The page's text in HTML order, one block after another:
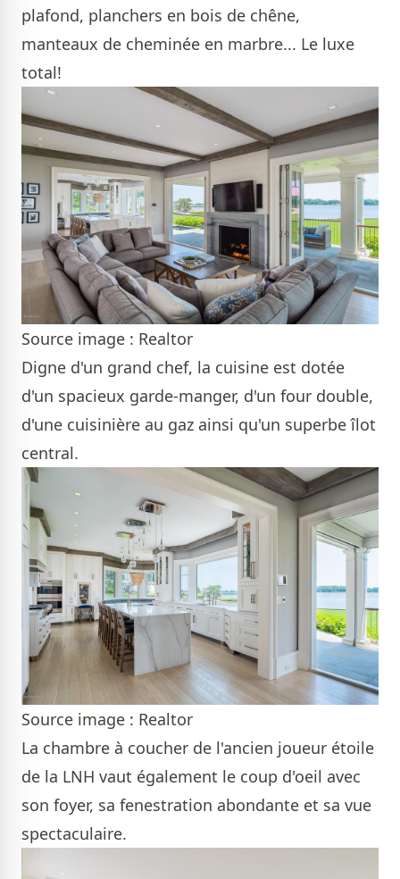
plafond, planchers en bois de chêne,
manteaux de cheminée en marbre... Le luxe
total!
Source image : Realtor
Digne d'un grand chef, la cuisine est dotée
d'un spacieux garde-manger, d'un four double,
d'une cuisinière au gaz ainsi qu'un superbe îlot
central.
Source image : Realtor
La chambre à coucher de l'ancien joueur étoile
de la LNH vaut également le coup d'oeil avec
son foyer, sa fenestration abondante et sa vue
spectaculaire.